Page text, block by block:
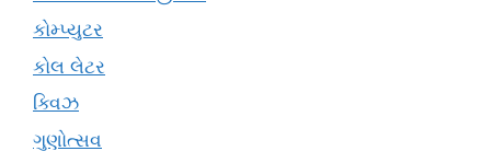
કોમ્પ્યુટર
કોલ લેટર
ક્વિઝ
ગુણોત્સવ